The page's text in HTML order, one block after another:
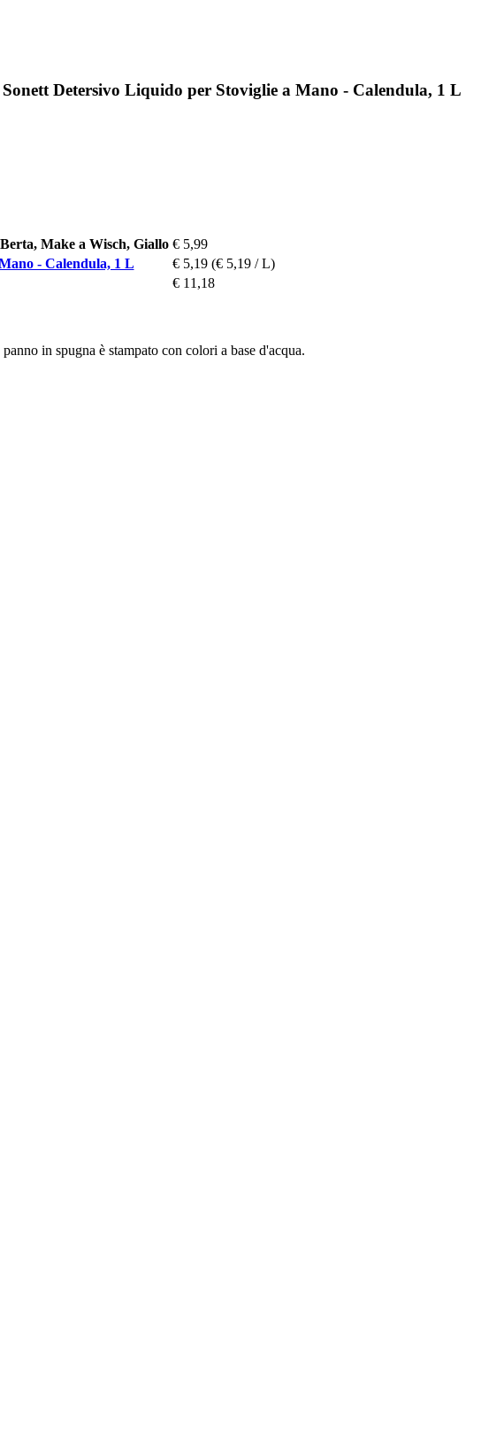
Detersivo Liquido per Stoviglie a Mano - Calendula, 1 L
Make a Wisch, Giallo € 5,99
- Calendula, 1 L
€ 5,19 (€ 5,19 / L)
€ 11,18
in spugna è stampato con colori a base d'acqua.